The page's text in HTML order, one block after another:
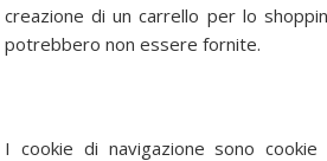
creazione di un carrello per lo
potrebbero non essere fornite.
I cookie di navigazione sono cookie